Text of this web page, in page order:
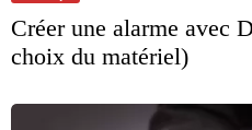
Créer une alarme avec
choix du matériel)